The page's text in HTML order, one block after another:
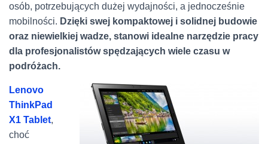
osób, potrzebujących dużej wydajności, a jednocześnie
mobilności. Dzięki swej kompaktowej i solidnej budowie
oraz niewielkiej wadze, stanowi idealne narzędzie pracy
dla profesjonalistów spędzających wiele czasu w
podróżach.
Lenovo
ThinkPad
X1 Tablet,
choć